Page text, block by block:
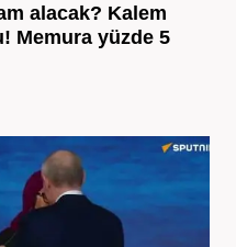
alacak? Kalem
Memura yüzde 5